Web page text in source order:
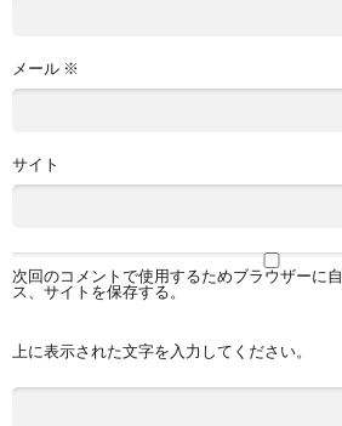
メール ※
サイト
次回のコメントで使用するためブラウザーに
ス、サイトを保存する。
上に表示された文字を入力してください。